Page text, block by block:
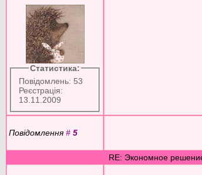
Статистика:
Повідомлень: 53
Реєстрація:
13.11.2009
Повідомлення# 5
RE: Экономное